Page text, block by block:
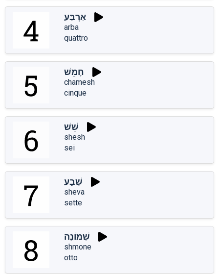
אַרְבַּע
arba
quattro
חָמֵשׁ
chamesh
cinque
שֵׁשׁ
shesh
sei
שֶׁבַע
sheva
sette
שְׁמוֹנֶה
shmone
otto